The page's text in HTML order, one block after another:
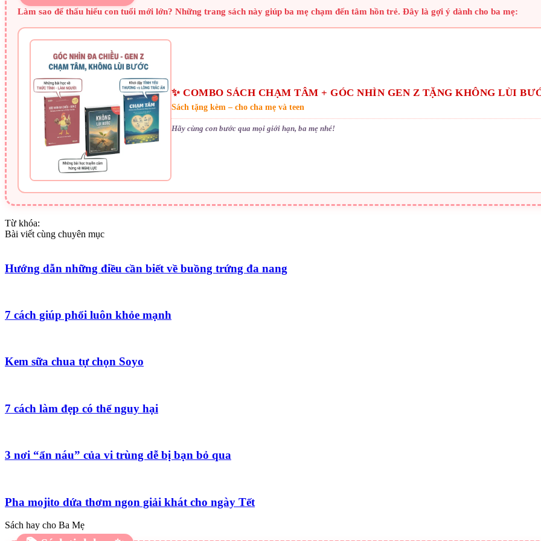
Làm sao để thấu hiểu con tuổi mới lớn? Những trang sách này giúp ba mẹ chạm đến tâm hồn trẻ. Đây là gợi ý dành cho ba mẹ:
✨ COMBO SÁCH CHẠM TÂM + GÓC NHÌN GEN Z TẶNG KHÔNG LÙI
Sách tặng kèm – cho cha mẹ và teen
Hãy cùng con bước qua mọi giới hạn, ba mẹ nhé!
Từ khóa:
Bài viết cùng chuyên mục
Hướng dẫn những điều cần biết về buồng trứng đa nang
7 cách giúp phổi luôn khỏe mạnh
Kem sữa chua tự chọn Soyo
7 cách làm đẹp có thể nguy hại
3 nơi “ẩn náu” của vi trùng dễ bị bạn bỏ qua
Pha mojito dứa thơm ngon giải khát cho ngày Tết
Sách hay cho Ba Mẹ